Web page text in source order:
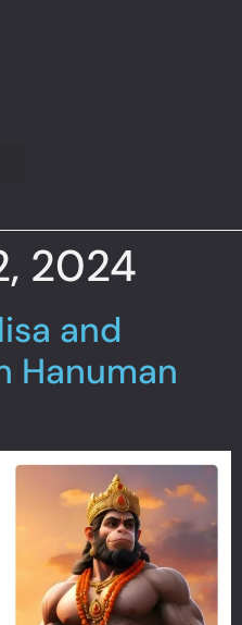
2024
and
Hanuman